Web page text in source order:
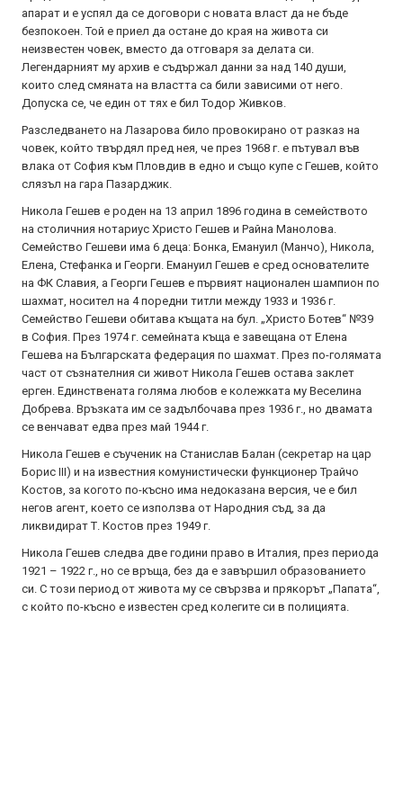
апарат и е успял да се договори с новата власт да не бъде
безпокоен. Той е приел да остане до края на живота си
неизвестен човек, вместо да отговаря за делата си.
Легендарният му архив е съдържал данни за над 140 души,
които след смяната на властта са били зависими от него.
Допуска се, че един от тях е бил Тодор Живков.
Разследването на Лазарова било провокирано от разказ на
човек, който твърдял пред нея, че през 1968 г. е пътувал във
влака от София към Пловдив в едно и също купе с Гешев, който
слязъл на гара Пазарджик.
Никола Гешев е роден на 13 април 1896 година в семейството
на столичния нотариус Христо Гешев и Райна Манолова.
Семейство Гешеви има 6 деца: Бонка, Емануил (Манчо), Никола,
Елена, Стефанка и Георги. Емануил Гешев е сред основателите
на ФК Славия, а Георги Гешев е първият национален шампион по
шахмат, носител на 4 поредни титли между 1933 и 1936 г.
Семейство Гешеви обитава къщата на бул. „Христо Ботев“ №39
в София. През 1974 г. семейната къща е завещана от Елена
Гешева на Българската федерация по шахмат. През по-голямата
част от съзнателния си живот Никола Гешев остава заклет
ерген. Единствената голяма любов е колежката му Веселина
Добрева. Връзката им се задълбочава през 1936 г., но двамата
се венчават едва през май 1944 г.
Никола Гешев е съученик на Станислав Балан (секретар на цар
Борис III) и на известния комунистически функционер Трайчо
Костов, за когото по-късно има недоказана версия, че е бил
негов агент, което се използва от Народния съд, за да
ликвидират Т. Костов през 1949 г.
Никола Гешев следва две години право в Италия, през периода
1921 – 1922 г., но се връща, без да е завършил образованието
си. С този период от живота му се свързва и прякорът „Папата“,
с който по-късно е известен сред колегите си в полицията.